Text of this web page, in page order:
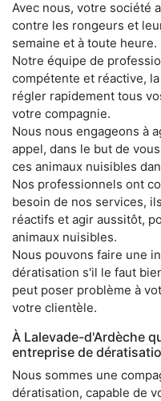
Avec nous, votre société
contre les rongeurs et
semaine et à toute heure.
Notre équipe de
compétente et réactive,
régler rapidement tous
votre compagnie.
Nous nous engageons à
appel, dans le but de
ces animaux nuisibles
Nos professionnels ont
besoin de nos services,
réactifs et agir aussitôt,
animaux nuisibles.
Nous pouvons faire une
dératisation s'il le faut
peut poser problème à
votre clientèle.
À Lalevade-d'Ardèche
entreprise de
Nous sommes une
dératisation, capable de